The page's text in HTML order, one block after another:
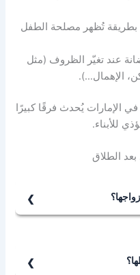
بطريقة تُظهر مصلحة الطفل
عند تغيّر الظروف (مثل
الإهمال…).
في الإمارات يُحدث فرقًا كبيرًا
للأبناء.
الطلاق